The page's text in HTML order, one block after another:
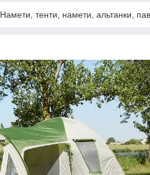
Намети, тенти, намети, альтанки,